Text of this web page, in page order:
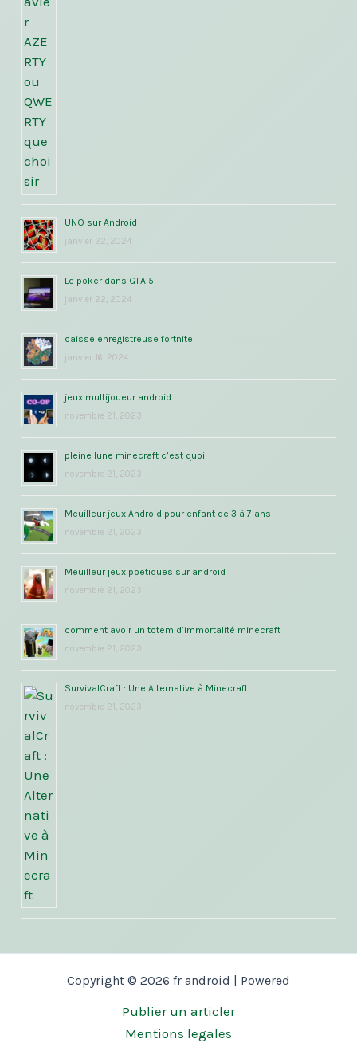
UNO sur Android
janvier 22, 2024
Le poker dans GTA 5
janvier 22, 2024
caisse enregistreuse fortnite
janvier 16, 2024
jeux multijoueur android
novembre 21, 2023
pleine lune minecraft c’est quoi
novembre 21, 2023
Meuilleur jeux Android pour enfant de 3 à 7 ans
novembre 21, 2023
Meuilleur jeux poetiques sur android
novembre 21, 2023
comment avoir un totem d’immortalité minecraft
novembre 21, 2023
SurvivalCraft : Une Alternative à Minecraft
novembre 21, 2023
Copyright © 2026 fr android | Powered
Publier un articler
Mentions legales